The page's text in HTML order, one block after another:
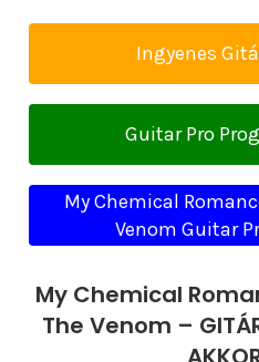
Ingyenes
Guitar Pro
My Chemical
Venom Guitar
My Chemical
The Venom –